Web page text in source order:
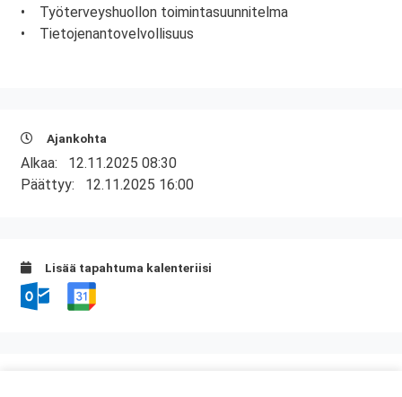
• Työterveyshuollon toimintasuunnitelma
• Tietojenantovelvollisuus
Ajankohta
Alkaa: 12.11.2025 08:30
Päättyy: 12.11.2025 16:00
Lisää tapahtuma kalenteriisi